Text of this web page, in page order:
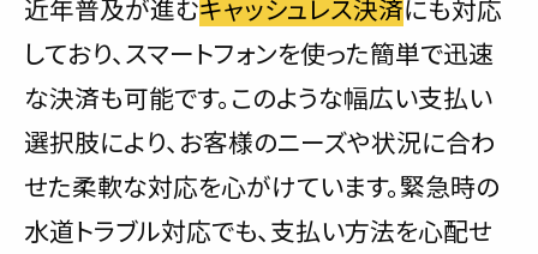
近年普及が進むキャッシュレス決済にも対応
しており、スマートフォンを使った簡単で迅速
な決済も可能です。このような幅広い支払い
選択肢により、お客様のニーズや状況に合わ
せた柔軟な対応を心がけています。緊急時の
水道トラブル対応でも、支払い方法を心配せ